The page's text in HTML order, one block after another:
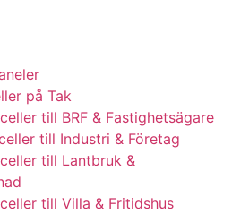
på Tak
till BRF & Fastighetsägare
till Industri & Företag
till Lantbruk &
till Villa & Fritidshus